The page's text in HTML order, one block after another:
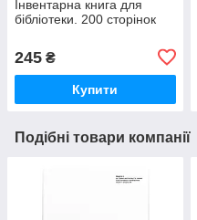
Інвентарна книга для
бібліотеки. 200 сторінок
245 ₴
Купити
Подібні товари компанії